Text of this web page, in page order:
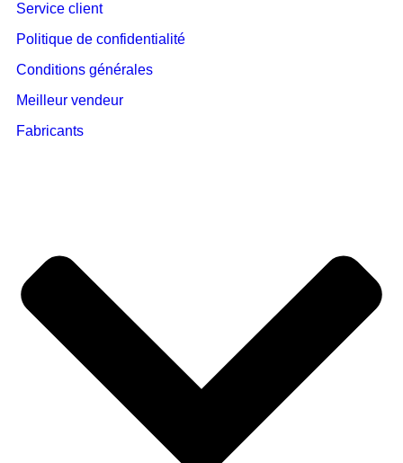
Service client
Politique de confidentialité
Conditions générales
Meilleur vendeur
Fabricants